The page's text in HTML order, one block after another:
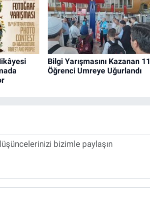
Bilgi Yarışmasını Kazanan 11
Öğrenci Umreye Uğurlandı